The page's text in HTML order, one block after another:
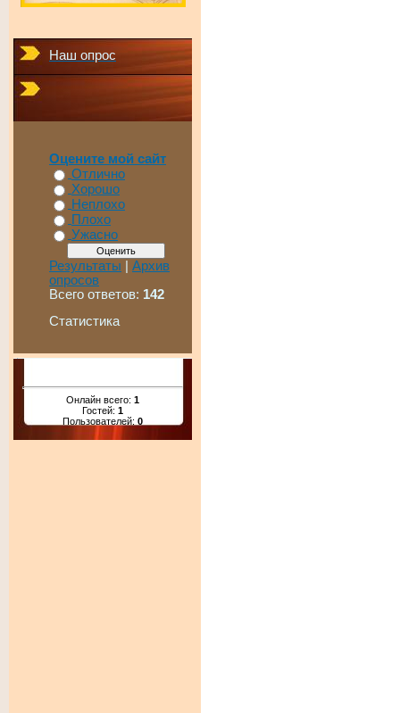
Наш опрос
Оцените мой сайт
Отлично
Хорошо
Неплохо
Плохо
Ужасно
Результаты | Архив
опросов
Всего ответов: 142
Статистика
Онлайн всего: 1
Гостей: 1
Пользователей: 0